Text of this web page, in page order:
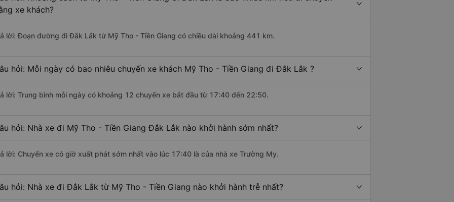
xe khách?
lời: Đoạn đường đi Đắk Lắk từ Mỹ Tho - Tiền Giang có chiều dài khoảng 441 km.
hỏi: Mỗi ngày có bao nhiêu chuyến xe khách Mỹ Tho - Tiền Giang đi Đắk Lắk ?
lời: Trung bình mỗi ngày có khoảng 12 chuyến xe bắt đầu từ 17:40 đến 22:50.
hỏi: Nhà xe đi Mỹ Tho - Tiền Giang Đắk Lắk nào khởi hành sớm nhất?
lời: Chuyến xe có giờ xuất phát sớm nhất vào lúc 17:40 là của nhà xe Trường My.
hỏi: Nhà xe đi Đắk Lắk từ Mỹ Tho - Tiền Giang nào khởi hành trễ nhất?